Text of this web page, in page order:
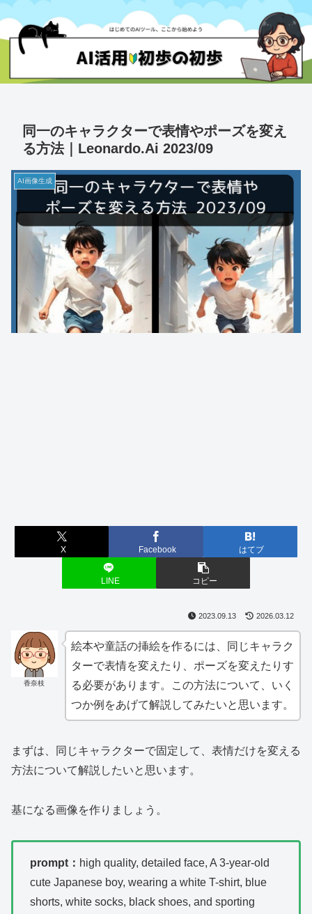
同一のキャラクターで表情やポーズを変え
る方法｜Leonardo.Ai 2023/09
AI画像生成
X Facebook はてブ
LINE コピー
2023.09.13 2026.03.12
香奈枝
絵本や童話の挿絵を作るには、同じキャラク
ターで表情を変えたり、ポーズを変えたりす
る必要があります。この方法について、いく
つか例をあげて解説してみたいと思います。
まずは、同じキャラクターで固定して、表情だけを変える
方法について解説したいと思います。
基になる画像を作りましょう。
prompt： high quality, detailed face, A 3-year-old
cute Japanese boy, wearing a white T-shirt, blue
shorts, white socks, black shoes, and sporting